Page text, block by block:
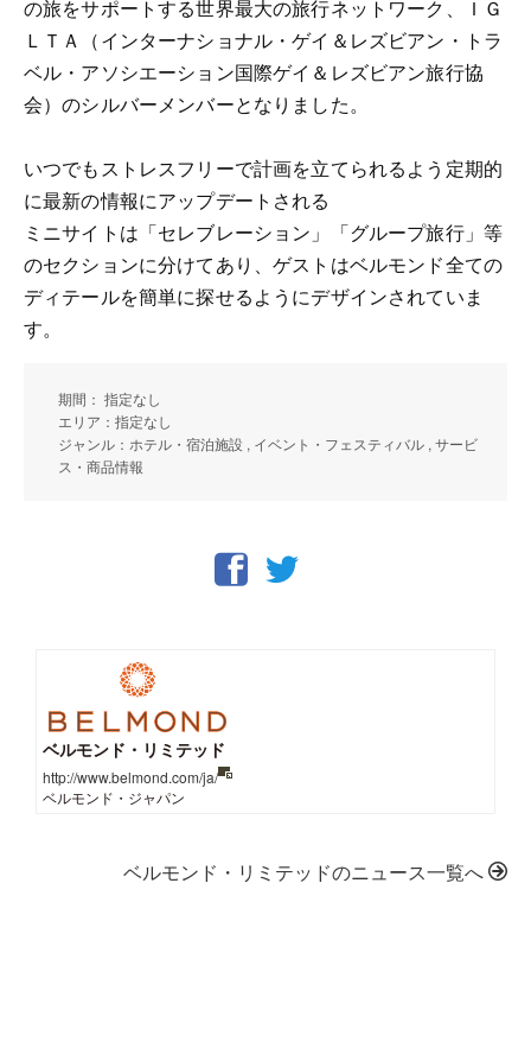
の旅をサポートする世界最大の旅行ネットワーク、ＩＧ
ＬＴＡ（インターナショナル・ゲイ＆レズビアン・トラ
ベル・アソシエーション国際ゲイ＆レズビアン旅行協
会）のシルバーメンバーとなりました。
いつでもストレスフリーで計画を立てられるよう定期的
に最新の情報にアップデートされる
ミニサイトは「セレブレーション」「グループ旅行」等
のセクションに分けてあり、ゲストはベルモンド全ての
ディテールを簡単に探せるようにデザインされていま
す。
期間： 指定なし
エリア：指定なし
ジャンル：ホテル・宿泊施設 , イベント・フェスティバル , サービ
ス・商品情報
ベルモンド・リミテッド
http://www.belmond.com/ja/
ベルモンド・ジャパン
ベルモンド・リミテッドのニュース一覧へ